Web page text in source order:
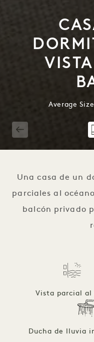
Average
Una casa de un
parciales al
balcón privado
Vista parcial al
Ducha de lluvia